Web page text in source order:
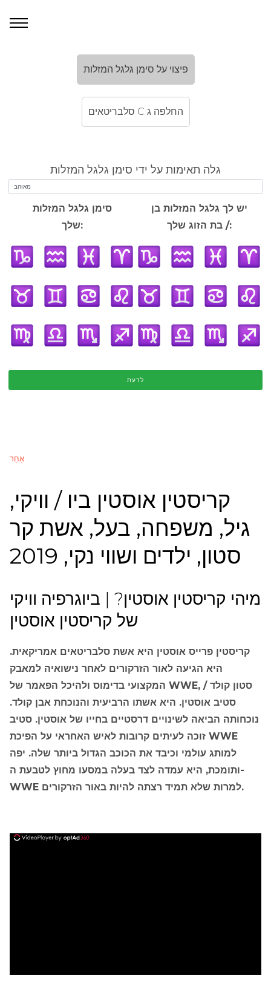
פיצוי על סימן גלגל המזלות
סלבריטאים C החלפה ג
גלה תאימות על ידי סימן גלגל המזלות
סימן גלגל המזלות
שלך:
יש לך גלגל המזלות בן
/ בת הזוג שלך:
לדעת
אַחֵר
קריסטין אוסטין ביו / וויקי,
גיל, משפחה, בעל, אשת קר
סטון, ילדים ושווי נקי, 2019
מיהי קריסטין אוסטין? | ביוגרפיה וויקי
של קריסטין אוסטין
קריסטין פרייס אוסטין היא אשת סלבריטאים אמריקאית.
היא הגיעה לאור הזרקורים לאחר נישואיה למאבק
המקצועי בדימוס ולהיכל הפאמר של WWE, סטון קולד /
סטיב אוסטין. היא אשתו הרביעית והנוכחת אבן קולד.
נוכחותה הביאה לשינויים דרסטיים בחייו של אוסטין. סטיב
זוכה לעיתים קרובות לאיש האחראי על הפיכת WWE
למותג עולמי וכיבד את הכוכב הגדול ביותר שלה. יפה
ותומכת, היא עמדה לצד בעלה במסעו מחוץ לטבעת ה-
WWE למרות שלא תמיד רצתה להיות באור הזרקורים.